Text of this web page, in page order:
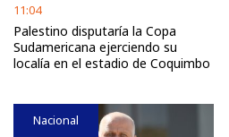
11:04
Palestino disputaría la Copa
Sudamericana ejerciendo su
localía en el estadio de Coquimbo
Nacional